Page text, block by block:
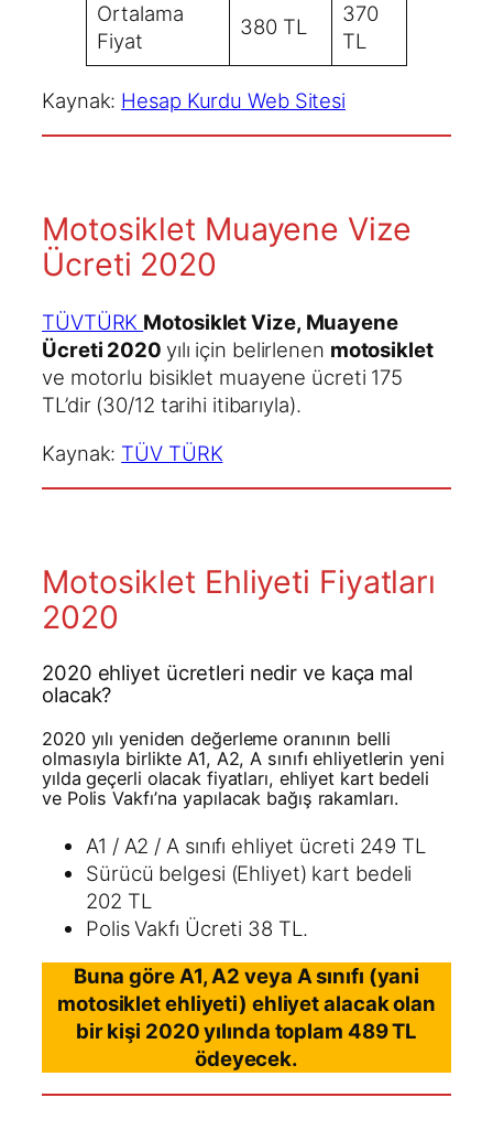
Ortalama
Fiyat
380 TL
370
TL
Kaynak: Hesap Kurdu Web Sitesi
Motosiklet Muayene Vize
Ücreti 2020
TÜVTÜRK MotosikletVize, Muayene
Ücreti 2020 yılı için belirlenen motosiklet
ve motorlu bisiklet muayene ücreti 175
TL’dir (30/12 tarihi itibarıyla).
Kaynak: TÜV TÜRK
Motosiklet Ehliyeti Fiyatları
2020
2020 ehliyet ücretleri nedir ve kaça mal
olacak?
2020 yılı yeniden değerleme oranının belli
olmasıyla birlikte A1, A2, A sınıfı ehliyetlerin yeni
yılda geçerli olacak fiyatları, ehliyet kart bedeli
ve Polis Vakfı’na yapılacak bağış rakamları.
A1 / A2 / A sınıfı ehliyet ücreti 249 TL
Sürücü belgesi (Ehliyet) kart bedeli
202 TL
Polis Vakfı Ücreti 38 TL.
Buna göre A1, A2 veya A sınıfı (yani
motosiklet ehliyeti) ehliyet alacak olan
bir kişi 2020 yılında toplam 489 TL
ödeyecek.